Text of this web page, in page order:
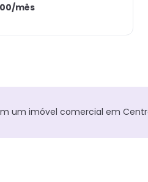
/mês
um imóvel comercial em